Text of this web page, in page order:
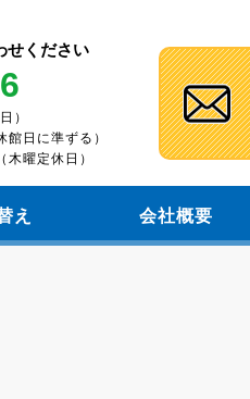
せください
）
日に準ずる）
曜定休日）
え 会社概要